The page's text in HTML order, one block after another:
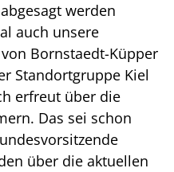
werden
auch unsere
Bornstaedt-Küpper
Standortgruppe Kiel
erfreut über die
Das sei schon
über die aktuellen